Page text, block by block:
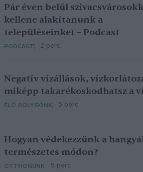
Pár éven belül
kellene alakítanunk a
településeinket – Podcast
PODCAST 2 perc
Negatív vízállások,
miképp takarékoskodhatsz a
ÉLŐ BOLYGÓNK 5 perc
Hogyan védekezzünk a
természetes módon?
OTTHONUNK 5 perc